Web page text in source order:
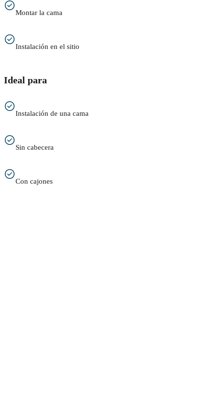
Montar la cama
Instalación en el sitio
Ideal para
Instalación de una cama
Sin cabecera
Con cajones